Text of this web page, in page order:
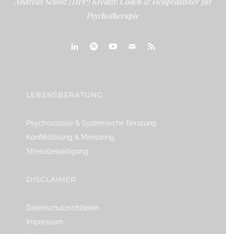
Psychotherapie
LEBENSBERATUNG
Psychosoziale & Systemische Beratung
Konfliktlösung & Mentoring
Stressbewältigung
DISCLAIMER
Datenschutzrichtlinien
Impressum